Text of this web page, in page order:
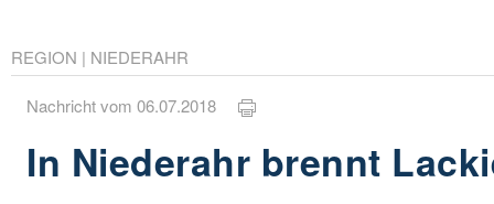
REGION | NIEDERAHR
Nachricht vom 06.07.2018
In Niederahr brennt